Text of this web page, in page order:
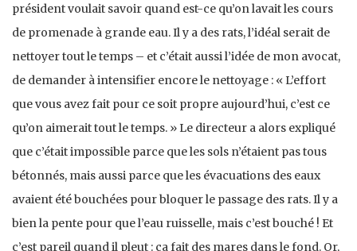
président voulait savoir quand est-ce qu’on lavait les cours
de promenade à grande eau. Il y a des rats, l’idéal serait de
nettoyer tout le temps – et c’était aussi l’idée de mon avocat,
de demander à intensifier encore le nettoyage : « L’effort
que vous avez fait pour ce soit propre aujourd’hui, c’est ce
qu’on aimerait tout le temps. » Le directeur a alors expliqué
que c’était impossible parce que les sols n’étaient pas tous
bétonnés, mais aussi parce que les évacuations des eaux
avaient été bouchées pour bloquer le passage des rats. Il y a
bien la pente pour que l’eau ruisselle, mais c’est bouché ! Et
c’est pareil quand il pleut : ça fait des mares dans le fond. Or,